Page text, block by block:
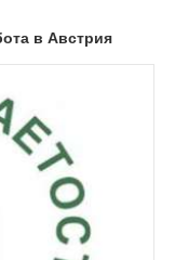
в Австрия